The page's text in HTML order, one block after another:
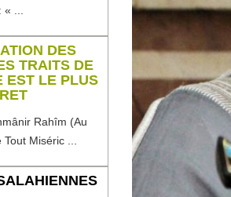
...
DES
TRAITS DE
EST LE PLUS
Rahîm (Au
Miséric ...